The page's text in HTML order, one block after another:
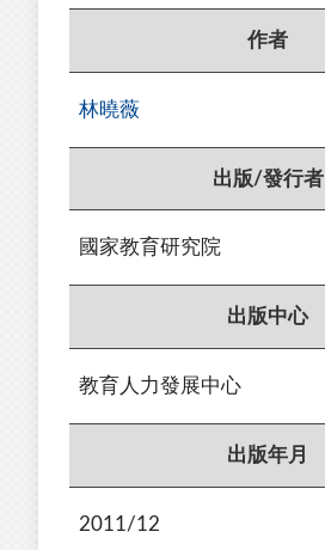
作者
林曉薇
出版/發行者
國家教育研究院
出版中心
教育人力發展中心
出版年月
2011/12